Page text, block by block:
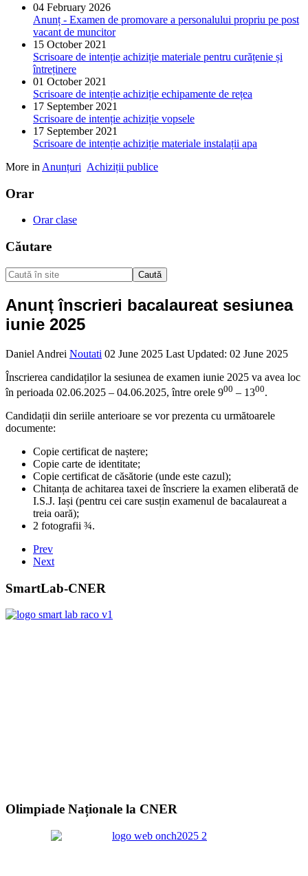
04 February 2026
Anunț - Examen de promovare a personalului propriu pe post
vacant de muncitor
15 October 2021
Scrisoare de intenție achiziție materiale pentru curățenie și
întreținere
01 October 2021
Scrisoare de intenție achiziție echipamente de rețea
17 September 2021
Scrisoare de intenție achiziție vopsele
17 September 2021
Scrisoare de intenție achiziție materiale instalații apa
More in Anunțuri Achiziții publice
Orar
Orar clase
Căutare
Caută
Anunț înscrieri bacalaureat sesiunea
iunie 2025
Daniel Andrei Noutati 02 June 2025 Last Updated: 02 June 2025
Înscrierea candidaților la sesiunea de examen iunie 2025 va avea loc
în perioada 02.06.2025 – 04.06.2025, între orele 900 – 1300.
Candidații din seriile anterioare se vor prezenta cu următoarele
documente:
Copie certificat de naștere;
Copie carte de identitate;
Copie certificat de căsătorie (unde este cazul);
Chitanța de achitarea taxei de înscriere la examen eliberată de
I.S.J. Iași (pentru cei care susțin examenul de bacalaureat a
treia oară);
2 fotografii ¾.
Prev
Next
SmartLab-CNER
Olimpiade Naționale la CNER